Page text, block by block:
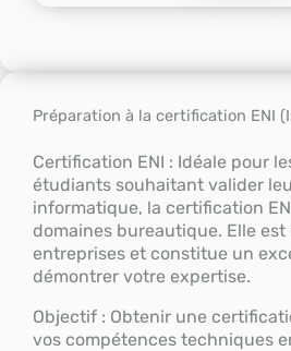
Préparation à la certification ENI
Certification ENI : Idéale pour
étudiants souhaitant valider
informatique, la certification
domaines bureautique. Elle
entreprises et constitue un
démontrer votre expertise.
Objectif : Obtenir une
vos compétences techniques